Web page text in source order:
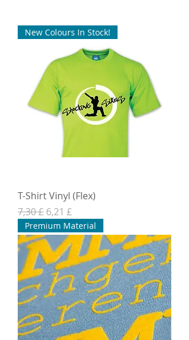
New Colours In Stock!
T-Shirt Vinyl (Flex)
Normaali hinta
7,30 £ Alehinta
6,21 £
Premium Material